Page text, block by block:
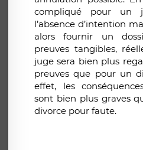
compliqué pour un
l’absence d’intention
alors fournir un
preuves tangibles,
juge sera bien plus
preuves que pour un
effet, les
sont bien plus graves
divorce pour faute.